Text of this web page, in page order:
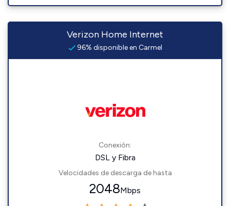
Verizon Home Internet
96% disponible en Carmel
Conexión:
DSL y Fibra
Velocidades de descarga de hasta
2048Mbps